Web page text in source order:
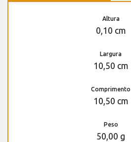
Altura
0,10 cm
Largura
10,50 cm
Comprimento
10,50 cm
Peso
50,00 g